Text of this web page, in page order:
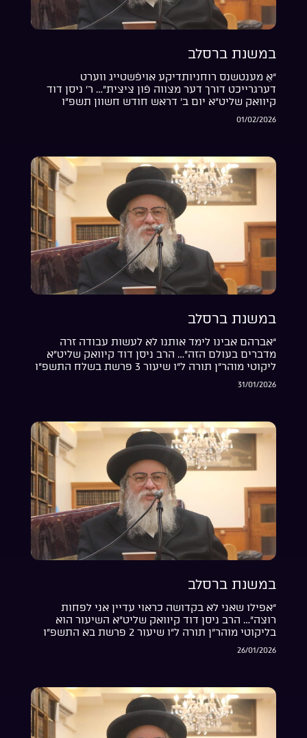
במשנת ברסלב
“אַ מענטשנס רוחניותדיקע אויפֿשטייג ווערט
דערגרייכט דורך דער מצווה פֿון ציצית”… ר’ ניסן דוד
קיוואק שליט”א יום ב’ דראש חודש חשוון תשפ”ו
01/02/2026
במשנת ברסלב
“אברהם אבינו לימד אותנו לא לעשות עבודה זרה
מדברים בעולם הזה”… הרב ניסן דוד קיוואק שליט”א
ליקוטי מוהר”ן תורה ל”ו שיעור 3 פרשת בשלח התשפ”ו
31/01/2026
במשנת ברסלב
“אפילו שאני לא בקדושה כראוי עדיין אני לפחות
רוצה”… הרב ניסן דוד קיוואק שליט”א השיעור הוא
בליקוטי מוהר”ן תורה ל”ו שיעור 2 פרשת בא התשפ”ו
26/01/2026